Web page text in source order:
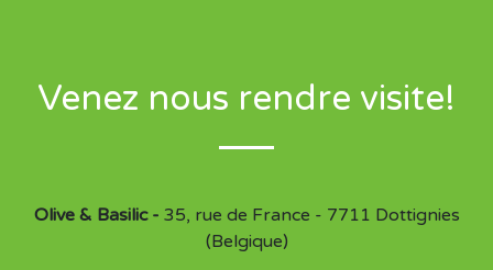
Venez nous rendre visite!
Olive & Basilic - 35, rue de France - 7711 Dottignies
(Belgique)